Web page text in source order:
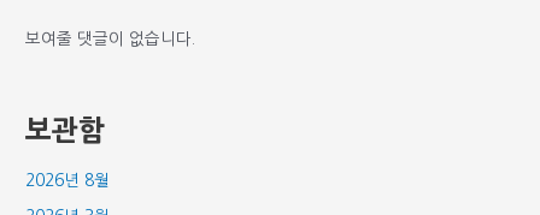
보여줄 댓글이 없습니다.
보관함
2026년 8월